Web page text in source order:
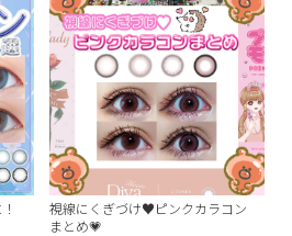
視線にくぎづけ♥ピンクカラコン
まとめ💗